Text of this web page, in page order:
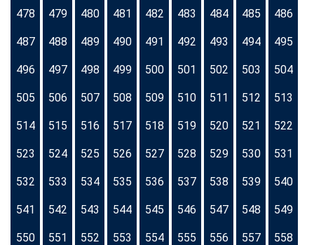
478 479 480 481 482 483 484 485 486
487 488 489 490 491 492 493 494 495
496 497 498 499 500 501 502 503 504
505 506 507 508 509 510 511 512 513
514 515 516 517 518 519 520 521 522
523 524 525 526 527 528 529 530 531
532 533 534 535 536 537 538 539 540
541 542 543 544 545 546 547 548 549
550 551 552 553 554 555 556 557 558